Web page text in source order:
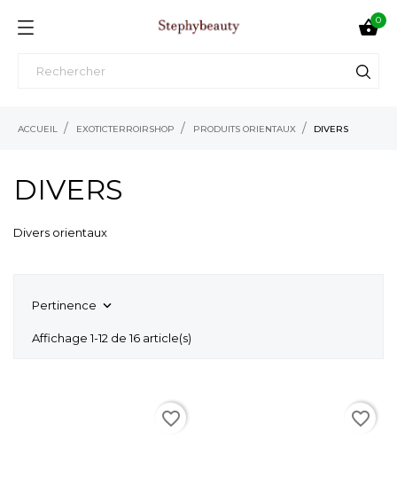
0
ACCUEIL EXOTICTERROIRSHOP PRODUITS ORIENTAUX DIVERS
DIVERS
Divers orientaux
Pertinence 
Affichage 1-12 de 16 article(s)
favorite_border favorite_border